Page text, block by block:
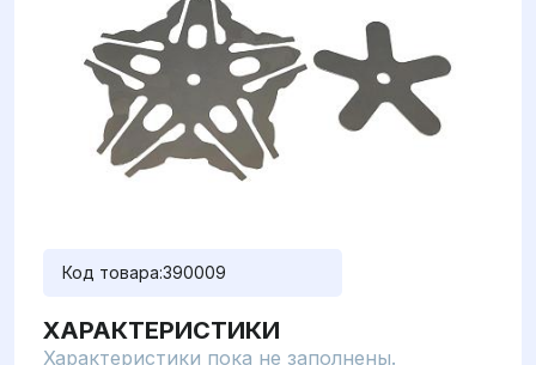
Код товара:390009
ХАРАКТЕРИСТИКИ
Характеристики пока не заполнены.